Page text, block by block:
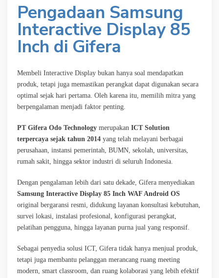
Pengadaan Samsung
Interactive Display 85
Inch di Gifera
Membeli Interactive Display bukan hanya soal mendapatkan
produk, tetapi juga memastikan perangkat dapat digunakan secara
optimal sejak hari pertama. Oleh karena itu, memilih mitra yang
berpengalaman menjadi faktor penting.
PT Gifera Odo Technology merupakan ICT Solution
terpercaya sejak tahun 2014 yang telah melayani berbagai
perusahaan, instansi pemerintah, BUMN, sekolah, universitas,
rumah sakit, hingga sektor industri di seluruh Indonesia.
Dengan pengalaman lebih dari satu dekade, Gifera menyediakan
Samsung Interactive Display 85 Inch WAF Android OS
original bergaransi resmi, didukung layanan konsultasi kebutuhan,
survei lokasi, instalasi profesional, konfigurasi perangkat,
pelatihan pengguna, hingga layanan purna jual yang responsif.
Sebagai penyedia solusi ICT, Gifera tidak hanya menjual produk,
tetapi juga membantu pelanggan merancang ruang meeting
modern, smart classroom, dan ruang kolaborasi yang lebih efektif